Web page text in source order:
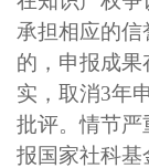
承担相应的
的，申报成
实，取消3年
批评。情节严
报国家社科基